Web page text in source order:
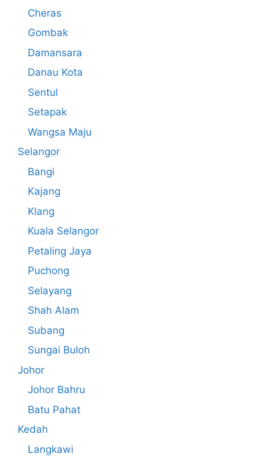
Cheras
Gombak
Damansara
Danau Kota
Sentul
Setapak
Wangsa Maju
Selangor
Bangi
Kajang
Klang
Kuala Selangor
Petaling Jaya
Puchong
Selayang
Shah Alam
Subang
Sungai Buloh
Johor
Johor Bahru
Batu Pahat
Kedah
Langkawi